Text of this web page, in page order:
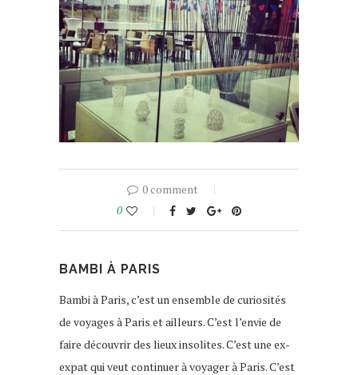
0 comment
0
BAMBI À PARIS
Bambi à Paris, c’est un ensemble de curiosités
de voyages à Paris et ailleurs. C’est l’envie de
faire découvrir des lieux insolites. C’est une ex-
expat qui veut continuer à voyager à Paris. C’est